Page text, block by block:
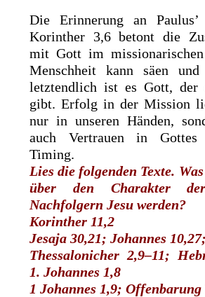
Die Erinnerung an
Korinther 3,6 betont die
mit Gott im
Menschheit kann säen
letztendlich ist es Gott, der
gibt. Erfolg in der Mission
nur in unseren Händen,
auch Vertrauen in
Timing.
Lies die folgenden Texte.
über den Charakter
Nachfolgern Jesu werden?
Korinther 11,2
Jesaja 30,21; Johannes
Thessalonicher 2,9–11;
1. Johannes 1,8
1 Johannes 1,9; Offenbarung